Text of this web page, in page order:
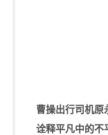
曹操出行司机原
诠释平凡中的不